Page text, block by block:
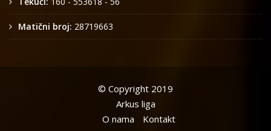
Matični broj: 28719663
© Copyright 2019
Arkus liga
O nama
Kontakt